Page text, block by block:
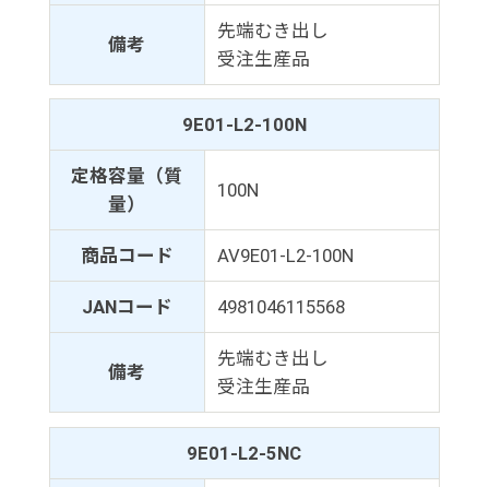
備考
先端むき出し
受注生産品
9E01-L2-100N
定格容量（質
量）
100N
商品コード AV9E01-L2-100N
JANコード 4981046115568
備考
先端むき出し
受注生産品
9E01-L2-5NC